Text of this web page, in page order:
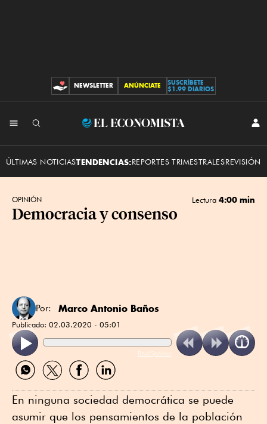
CONTRIBUCIONES
NEWSLETTER ANÚNCIATE
SUSCRÍBETE
$1.99 DIARIOS
El
ÚLTIMAS NOTICIASTENDENCIAS:REPORTES TRIMESTRALESREVISIÓN
OPINIÓN Lectura 4:00 min
Democracia y consenso
Por: Marco Antonio Baños
Publicado: 02.03.2020 - 05:01
ReadSpeaker
Compartir
por
Compartir
por
Compartir
por
Compartir
por
En ninguna sociedad democrática se puede
asumir que los pensamientos de la población